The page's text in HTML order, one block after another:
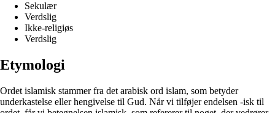
Sekulær
Verdslig
Ikke-religiøs
Verdslig
Etymologi
Ordet islamisk stammer fra det arabisk ord islam, som betyder
underkastelse eller hengivelse til Gud. Når vi tilføjer endelsen -isk til